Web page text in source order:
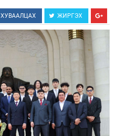
ХУВААЛЦАХ ЖИРГЭХ